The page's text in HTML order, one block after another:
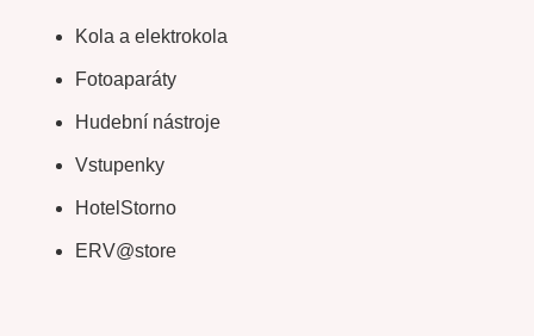
Kola a elektrokola
Fotoaparáty
Hudební nástroje
Vstupenky
HotelStorno
ERV@store